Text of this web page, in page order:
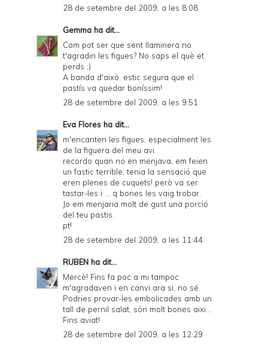
d
l
y
a
n
F
28 de setembre del 2009, a les 8:08
Gemma ha dit...
Com pot ser que sent llaminera no
t'agradin les figues? No saps el què et
perds ;)
A banda d'això, estic segura que el
pastís va quedar boníssim!
28 de setembre del 2009, a les 9:51
Eva Flores ha dit...
m'encanten les figues, especialment les
de la figuera del meu avi.
recordo quan no en menjava, em feien
un fastic terrible, tenia la sensació que
eren plenes de cuquets! però va ser
tastar-les i ... q bones les vaig trobar.
Jo em menjaria molt de gust una porció
del teu pastis.
pt!
28 de setembre del 2009, a les 11:44
RUBEN ha dit...
Mercè! Fins fa poc a mi tampoc
m'agradaven i en canvi ara si, no sé.
Podries provar-les embolicades amb un
tall de pernil salat, són molt bones aixi...
Fins aviat!
28 de setembre del 2009, a les 12:29